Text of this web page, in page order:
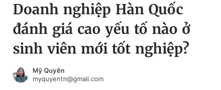
Chuyên mục
Chuyên mục khác
Chào ngày mới
Đổi mật khẩu
Tin đã lưu
Đăng xuất
Doanh nghiệp Hàn Quốc
đánh giá cao yếu tố nào ở
sinh viên mới tốt nghiệp?
Mỹ Quyên
myquyentn@gmail.com